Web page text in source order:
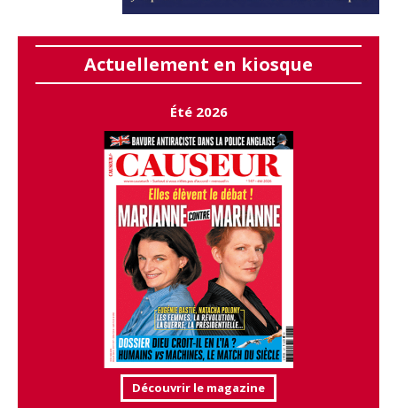
Actuellement en kiosque
Été 2026
Découvrir le magazine